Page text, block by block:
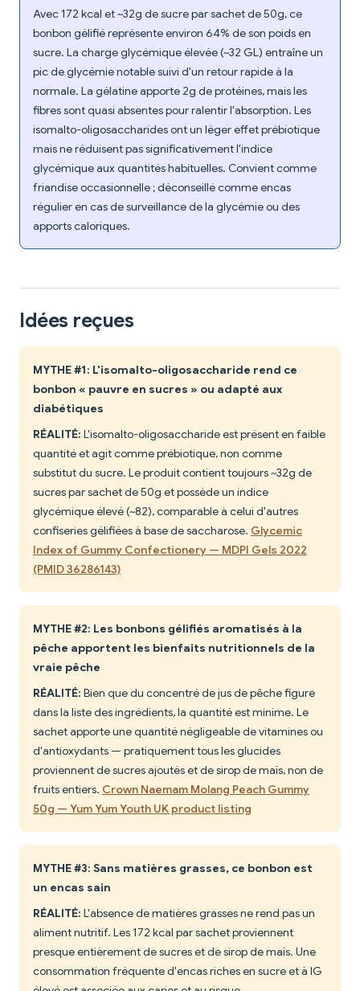
Avec 172 kcal et ~32g de sucre par sachet de 50g, ce
bonbon gélifié représente environ 64% de son poids en
sucre. La charge glycémique élevée (~32 GL) entraîne un
pic de glycémie notable suivi d'un retour rapide à la
normale. La gélatine apporte 2g de protéines, mais les
fibres sont quasi absentes pour ralentir l'absorption. Les
isomalto-oligosaccharides ont un léger effet prébiotique
mais ne réduisent pas significativement l'indice
glycémique aux quantités habituelles. Convient comme
friandise occasionnelle ; déconseillé comme encas
régulier en cas de surveillance de la glycémie ou des
apports caloriques.
Idées reçues
MYTHE #1: L'isomalto-oligosaccharide rend ce
bonbon « pauvre en sucres » ou adapté aux
diabétiques
RÉALITÉ: L'isomalto-oligosaccharide est présent en faible
quantité et agit comme prébiotique, non comme
substitut du sucre. Le produit contient toujours ~32g de
sucres par sachet de 50g et possède un indice
glycémique élevé (~82), comparable à celui d'autres
confiseries gélifiées à base de saccharose. Glycemic
Index of Gummy Confectionery — MDPI Gels 2022
(PMID 36286143)
MYTHE #2: Les bonbons gélifiés aromatisés à la
pêche apportent les bienfaits nutritionnels de la
vraie pêche
RÉALITÉ: Bien que du concentré de jus de pêche figure
dans la liste des ingrédients, la quantité est minime. Le
sachet apporte une quantité négligeable de vitamines ou
d'antioxydants — pratiquement tous les glucides
proviennent de sucres ajoutés et de sirop de maïs, non de
fruits entiers. Crown Naemam Molang Peach Gummy
50g — Yum Yum Youth UK product listing
MYTHE #3: Sans matières grasses, ce bonbon est
un encas sain
RÉALITÉ: L'absence de matières grasses ne rend pas un
aliment nutritif. Les 172 kcal par sachet proviennent
presque entièrement de sucres et de sirop de maïs. Une
consommation fréquente d'encas riches en sucre et à IG